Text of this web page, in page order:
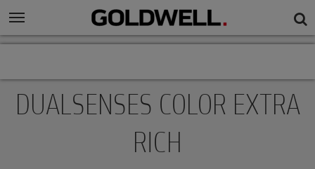
DUALSENSES COLOR EXTRA
RICH